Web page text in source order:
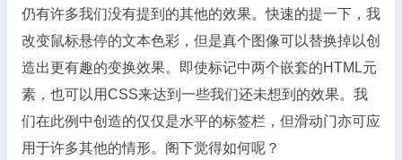
仍有许多我们没有提到的其他的效果。快速的提一下，我
改变鼠标悬停的文本色彩，但是真个图像可以替换掉以创
造出更有趣的变换效果。即使标记中两个嵌套的HTML元
素，也可以用CSS来达到一些我们还未想到的效果。我
们在此例中创造的仅仅是水平的标签栏，但滑动门亦可应
用于许多其他的情形。阁下觉得如何呢？